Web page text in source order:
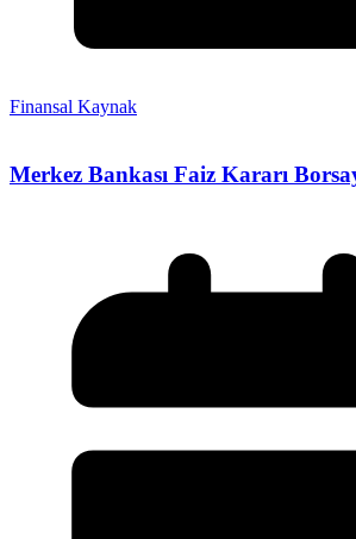
Finansal Kaynak
Merkez Bankası Faiz Kararı